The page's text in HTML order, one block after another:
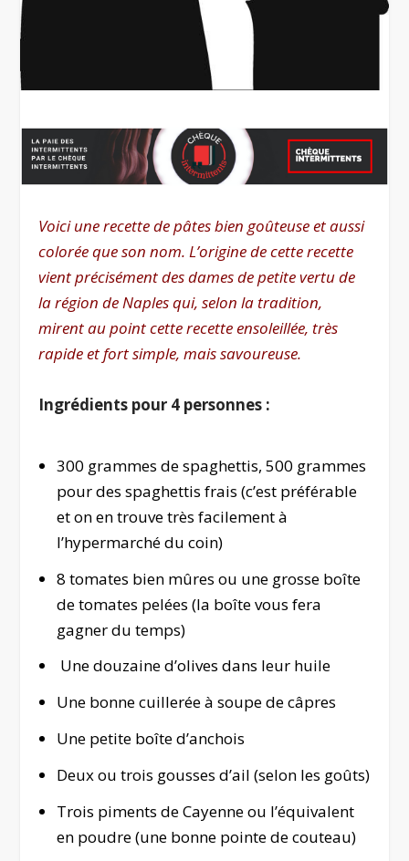
Voici une recette de pâtes bien goûteuse et aussi
colorée que son nom. L’origine de cette recette
vient précisément des dames de petite vertu de
la région de Naples qui, selon la tradition,
mirent au point cette recette ensoleillée, très
rapide et fort simple, mais savoureuse.
Ingrédients pour 4 personnes :
300 grammes de spaghettis, 500 grammes
pour des spaghettis frais (c’est préférable
et on en trouve très facilement à
l’hypermarché du coin)
8 tomates bien mûres ou une grosse boîte
de tomates pelées (la boîte vous fera
gagner du temps)
Une douzaine d’olives dans leur huile
Une bonne cuillerée à soupe de câpres
Une petite boîte d’anchois
Deux ou trois gousses d’ail (selon les goûts)
Trois piments de Cayenne ou l’équivalent
en poudre (une bonne pointe de couteau)